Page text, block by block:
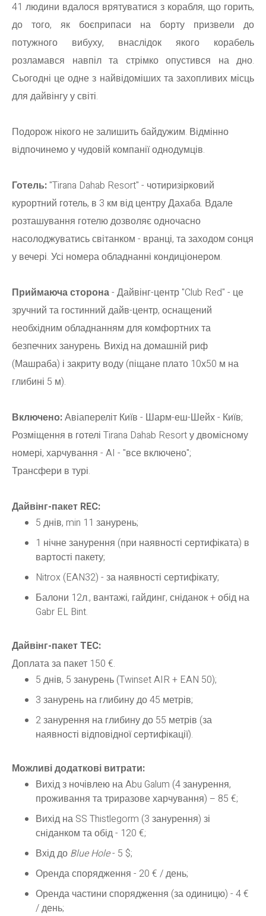
41 людини вдалося врятуватися з корабля, що горить,
до того, як боєприпаси на борту призвели до
потужного вибуху, внаслідок якого корабель
розламався навпіл та стрімко опустився на дно.
Сьогодні це одне з найвідоміших та захопливих місць
для дайвінгу у світі.
Подорож нікого не залишить байдужим. Відмінно
відпочинемо у чудовій компанії однодумців.
Готель: "Tirana Dahab Resort" - чотиризірковий
курортний готель, в 3 км від центру Дахаба. Вдале
розташування готелю дозволяє одночасно
насолоджуватись світанком - вранці, та заходом сонця
у вечері. Усі номера обладнанні кондиціонером.
Приймаюча сторона- Дайвінг-центр "Club Red" - це
зручний та гостинний дайв-центр, оснащений
необхідним обладнанням для комфортних та
безпечних занурень. Вихід на домашній риф
(Машраба) і закриту воду (піщане плато 10х50 м на
глибині 5 м).
Включено:Авіапереліт Київ - Шарм-еш-Шейх - Київ;
Розміщення в готелі Tirana Dahab Resort у двомісному
номері, харчування - AI - "все включено";
Трансфери в турі.
Дайвінг-пакет REC:
5 днів, min 11 занурень;
1 нічне занурення (при наявності сертифіката) в
вартості пакету;
Nitrox (EAN32) - за наявності сертифікату;
Балони 12л., вантажі, гайдинг, сніданок + обід на
Gabr EL Bint.
Дайвінг-пакет TEC:
Доплата за пакет 150 €.
5 днів, 5 занурень (Twinset AIR + EAN 50);
3 занурень на глибину до 45 метрів;
2 занурення на глибину до 55 метрів (за
наявності відповідної сертифікації).
Можливі додаткові витрати:
Вихід з ночівлею на Abu Galum (4 занурення,
проживання та триразове харчування) – 85 €;
Вихід на SS Thistlegorm (3 занурення) зі
сніданком та обід - 120 €;
Вхід до Blue Hole- 5 $;
Оренда спорядження - 20 € / день;
Оренда частини спорядження (за одиницю) - 4 €
/ день;